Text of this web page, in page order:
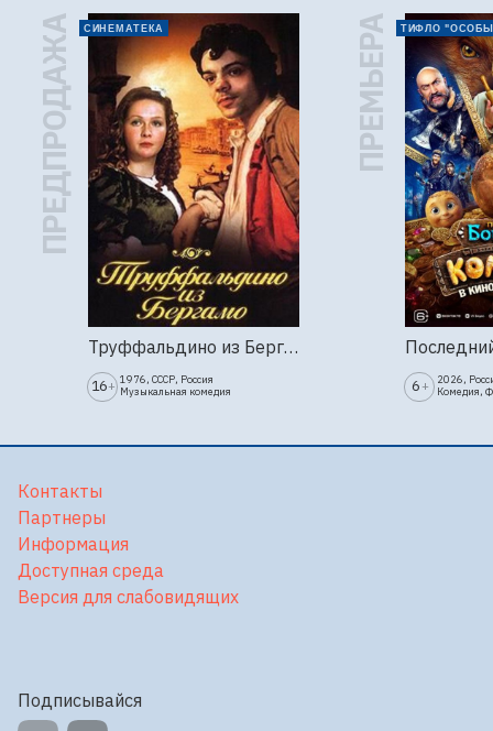
ПРЕДПРОДАЖА СИНЕМАТЕКА
Труффальдино из Бергамо (1976г., Ленфильм, 2 серии)
16+ 1976, СССР, Россия
Музыкальная комедия
ПРЕМЬЕРА ТИФЛО
6 +
2026,
Комедия,
Контакты
Партнеры
Информация
Доступная среда
Версия для слабовидящих
Подписывайся